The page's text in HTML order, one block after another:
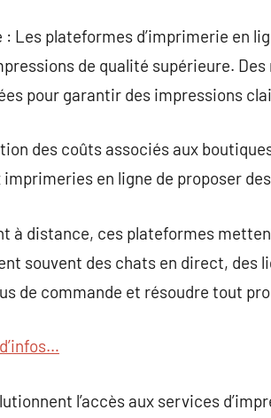
Les plateformes d’imprimerie en
de qualité supérieure.
pour garantir des impressions
des coûts associés aux
en ligne de proposer
à distance, ces plateformes
souvent des chats en direct, des
de commande et résoudre tout
l’accès aux services